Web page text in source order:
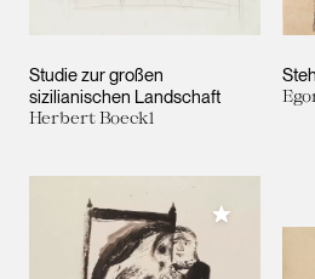
Studie zur großen
sizilianischen Landschaft
Herbert Boeckl
Meiner